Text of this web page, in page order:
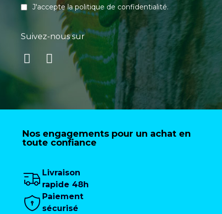
J'accepte lapolitique de confidentialité.
Suivez-nous sur
Nos engagements pour un achat en
toute confiance
Livraison
rapide 48h
Paiement
sécurisé